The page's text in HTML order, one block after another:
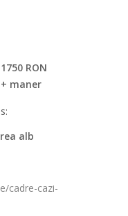
RON
maner
alb
cadre-cazi-